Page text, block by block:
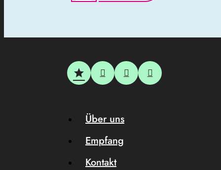
Über uns
Empfang
Kontakt